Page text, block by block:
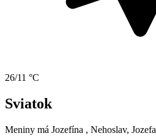
26/11 °C
Sviatok
Meniny má Jozefína , Nehoslav, Jozefa